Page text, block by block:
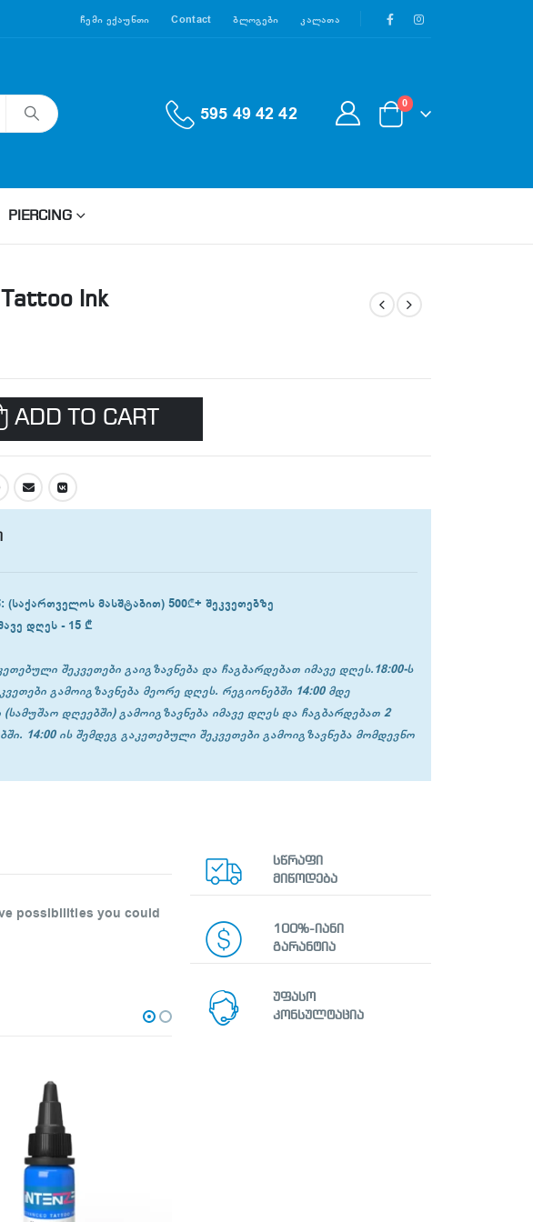
Ჩემი Ექაუნთი Contact Ბლოგები Კალათა
595 49 42 42 0
PIERCING
Ink
ADD TO CART
: (საქართველოს მასშტაბით) 500₾+ შეკვეთებზე
დღეს -15 ₾
შეკვეთები გაიგზავნება და ჩაგბარდებათ იმავე დღეს.18:00-ს
გამოიგზავნება მეორე დღეს. რეგიონებში 14:00 მდე
დღეებში) გამოიგზავნება იმავე დღეს და ჩაგბარდებათ 2
14:00 ის შემდეგ გაკეთებული შეკვეთები გამოიგზავნება მომდევნო
possibilities you could
სწრაფი
მიწოდება
100%-იანი
გარანტია
უფასო
კონსულტაცია